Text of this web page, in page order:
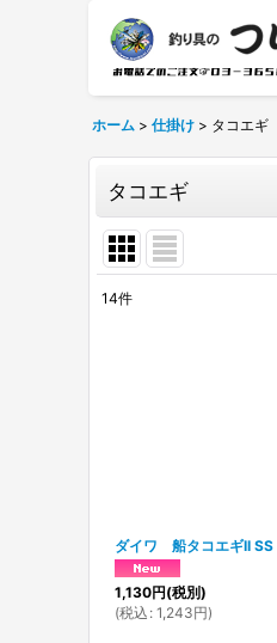
ホーム > 仕掛け > タコエギ
タコエギ
14件
ダイワ 船タコエギII SS
1,130円(税別)
(税込 : 1,243円)